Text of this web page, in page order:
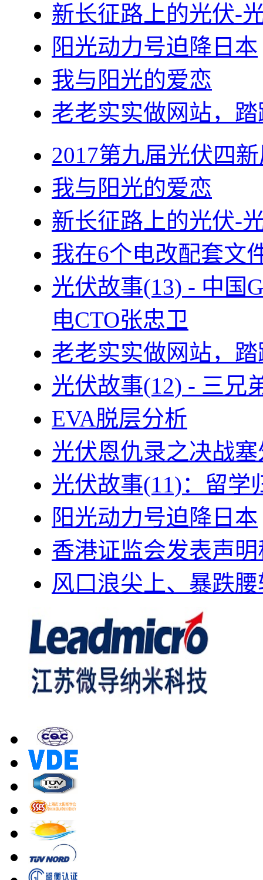
新长征路上的光伏-
阳光动力号迫降日本
我与阳光的爱恋
老老实实做网站，
2017第九届光伏四
我与阳光的爱恋
新长征路上的光伏-
我在6个电改配套文
光伏故事(13) - 中国
电CTO张忠卫
老老实实做网站，
光伏故事(12) - 三兄
EVA脱层分析
光伏恩仇录之决战
光伏故事(11)：留学
阳光动力号迫降日本
香港证监会发表声
风口浪尖上、暴跌